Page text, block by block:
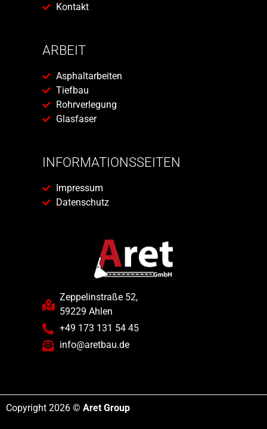
Kontakt
ARBEIT
Asphaltarbeiten
Tiefbau
Rohrverlegung
Glasfaser
INFORMATIONSSEITEN
Impressum
Datenschutz
Zeppelinstraße 52,
59229 Ahlen
+49 173 131 54 45
info@aretbau.de
Copyright 2026 © Aret Group